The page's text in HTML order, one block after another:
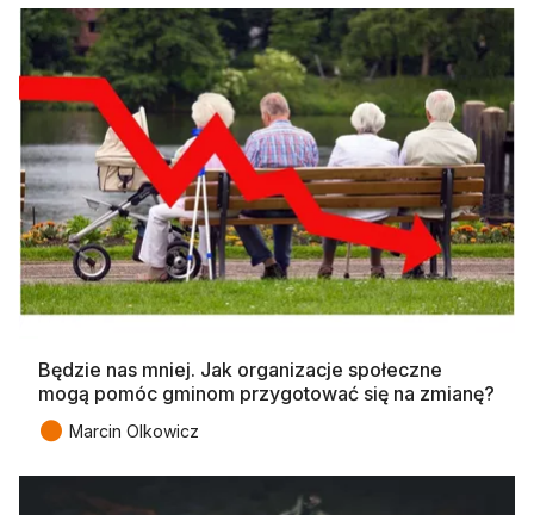
Będzie nas mniej. Jak organizacje społeczne
mogą pomóc gminom przygotować się na zmianę?
● Marcin Olkowicz